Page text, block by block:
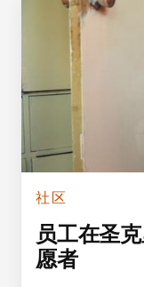
社区
员工在圣
愿者